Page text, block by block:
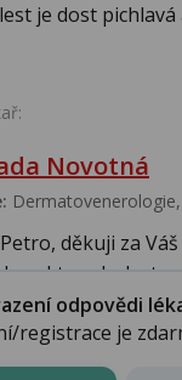
je dost
Novotná
děkuji za
bolest...
odpovědi
registrace je